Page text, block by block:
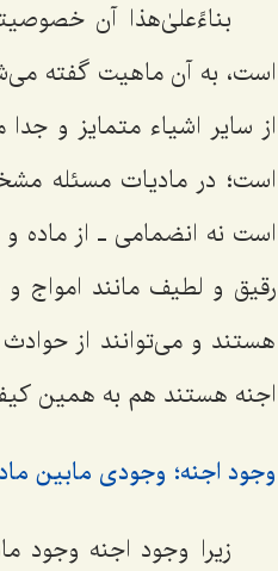
بناءًعلیٰ‌هذا آن
است، به آن ماهیت گفته
از سایر اشیاء متمایز و
است؛ در مادیات مسئله
است نه انضمامی ـ از ماده
رقیق و لطیف مانند امواج
هستند و می‌توانند از
اجنه هستند هم به همین
وجود اجنه؛ وجودی مابین
زیرا وجود اجنه وجود